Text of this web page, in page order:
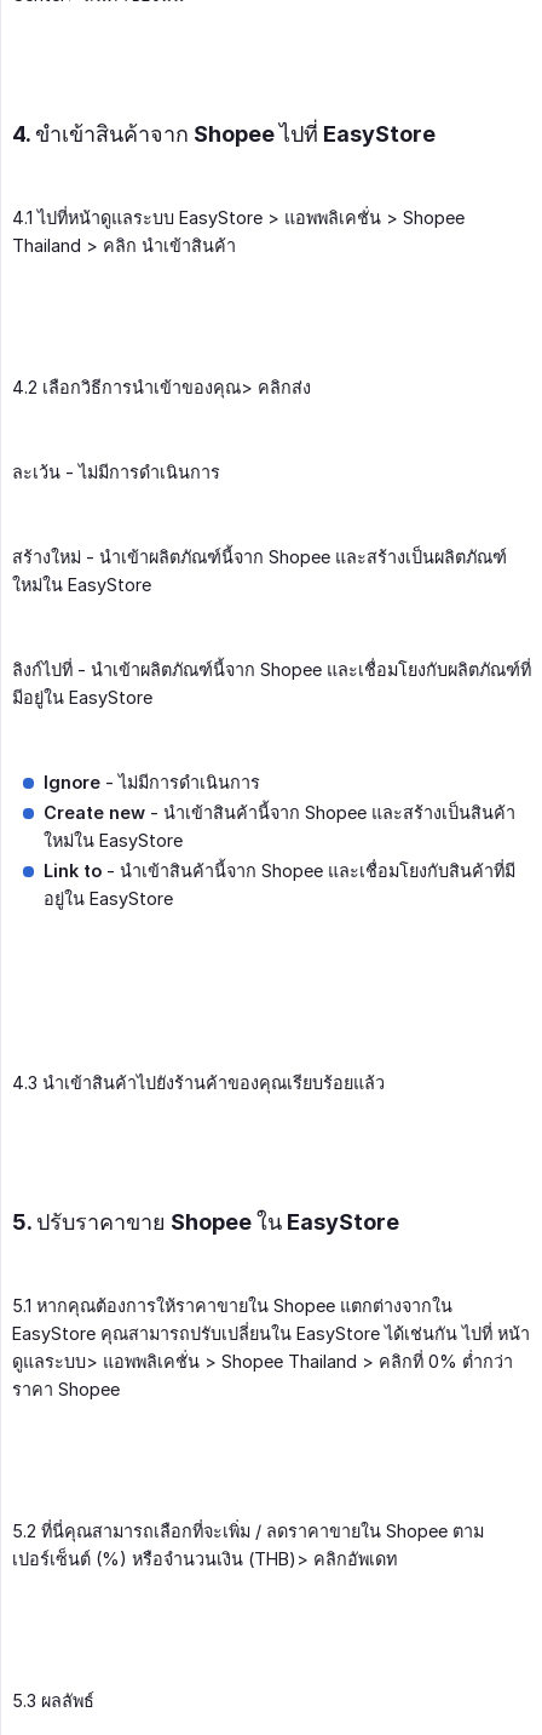
4. ขำเข้าสินค้าจาก Shopee ไปที่ EasyStore
4.1 ไปที่หน้าดูแลระบบ EasyStore > แอพพลิเคชั่น > Shopee
Thailand > คลิก นำเข้าสินค้า
4.2 เลือกวิธีการนำเข้าของคุณ> คลิกส่ง
ละเว้น - ไม่มีการดำเนินการ
สร้างใหม่ - นำเข้าผลิตภัณฑ์นี้จาก Shopee และสร้างเป็นผลิตภัณฑ์
ใหม่ใน EasyStore
ลิงก์ไปที่ - นำเข้าผลิตภัณฑ์นี้จาก Shopee และเชื่อมโยงกับผลิตภัณฑ์ที่
มีอยู่ใน EasyStore
Ignore - ไม่มีการดำเนินการ
Create new - นำเข้าสินค้านี้จาก Shopee และสร้างเป็นสินค้า
ใหม่ใน EasyStore
Link to - นำเข้าสินค้านี้จาก Shopee และเชื่อมโยงกับสินค้าที่มี
อยู่ใน EasyStore
4.3 นำเข้าสินค้าไปยังร้านค้าของคุณเรียบร้อยแล้ว
5. ปรับราคาขาย Shopee ใน EasyStore
5.1 หากคุณต้องการให้ราคาขายใน Shopee แตกต่างจากใน
EasyStore คุณสามารถปรับเปลี่ยนใน EasyStore ได้เช่นกัน ไปที่ หน้า
ดูแลระบบ> แอพพลิเคชั่น > Shopee Thailand > คลิกที่ 0% ต่ำกว่า
ราคา Shopee
5.2 ที่นี่คุณสามารถเลือกที่จะเพิ่ม / ลดราคาขายใน Shopee ตาม
เปอร์เซ็นต์ (%) หรือจำนวนเงิน (THB)> คลิกอัพเดท
5.3 ผลลัพธ์